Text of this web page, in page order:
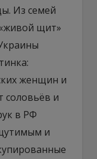
Из семей
щит»
женщин и
соловьёв и
в РФ
и